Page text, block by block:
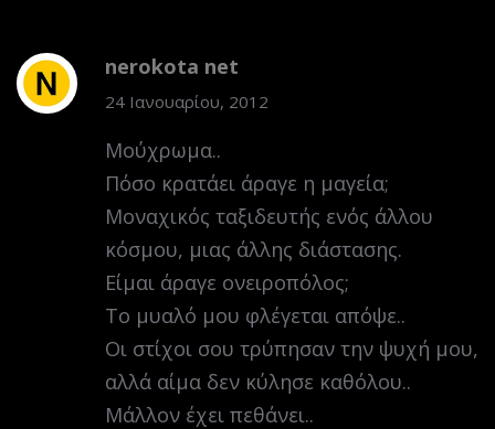
nerokota net
24 Ιανουαρίου, 2012
Μούχρωμα..
Πόσο κρατάει άραγε η μαγεία;
Μοναχικός ταξιδευτής ενός άλλου
κόσμου, μιας άλλης διάστασης.
Είμαι άραγε ονειροπόλος;
Το μυαλό μου φλέγεται απόψε..
Οι στίχοι σου τρύπησαν την ψυχή μου,
αλλά αίμα δεν κύλησε καθόλου..
Μάλλον έχει πεθάνει..